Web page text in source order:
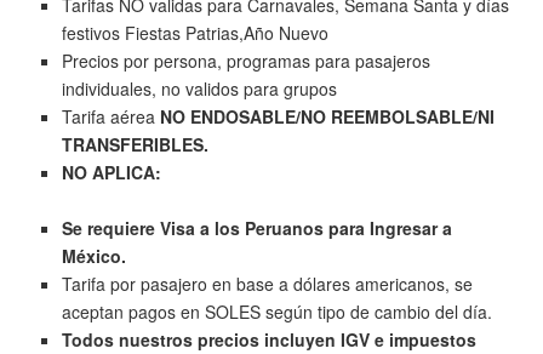
Tarifas NO validas para Carnavales, Semana Santa y días
festivos Fiestas Patrias,Año Nuevo
Precios por persona, programas para pasajeros
individuales, no validos para grupos
Tarifa aérea NO ENDOSABLE/NO REEMBOLSABLE/NI
TRANSFERIBLES.
NO APLICA:
Se requiere Visa a los Peruanos para Ingresar a
México.
Tarifa por pasajero en base a dólares americanos, se
aceptan pagos en SOLES según tipo de cambio del día.
Todos nuestros precios incluyen IGV e impuestos